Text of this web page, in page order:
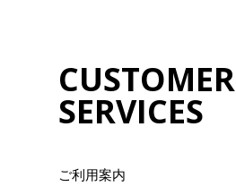
CUSTOMER
SERVICES
ご利用案内